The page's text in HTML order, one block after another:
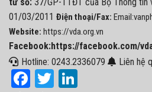
01/03/2011 Điện thoại/Fax:
Website: https://vda.org.vn
Facebook:https://facebook.com/
Hotline: 0243.2336079
Liên hệ
Facebook
Twitter